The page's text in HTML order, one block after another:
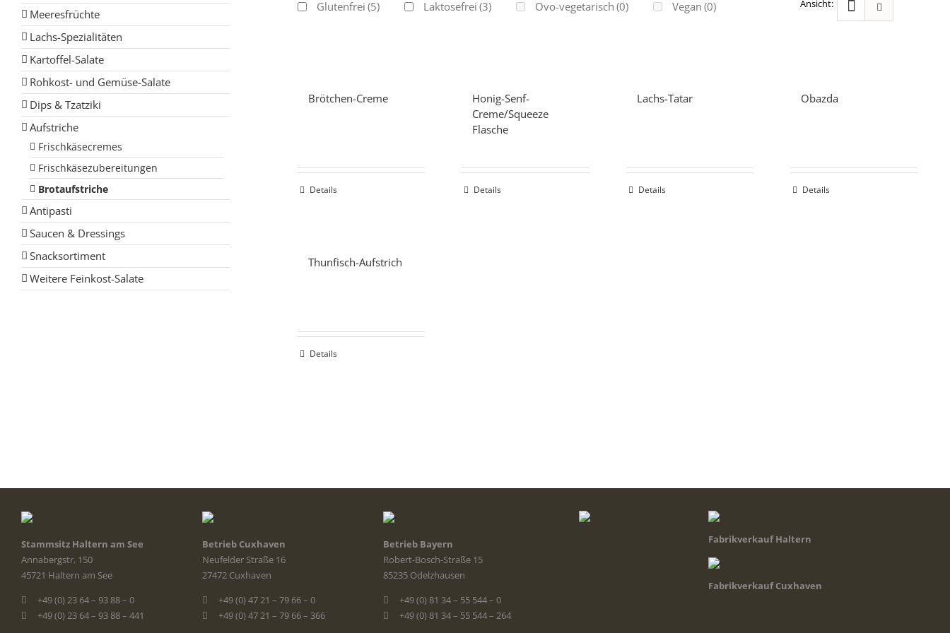
Glutenfrei (5) Laktosefrei (3) Ovo-vegetarisch (0) Vegan (0)
Brötchen-Creme
Details
Honig-Senf-
Creme/Squeeze
Flasche
Details
Lachs-Tatar
Details
Obazda
Details
Thunfisch-Aufstrich
Details
Meeresfrüchte
Lachs-Spezialitäten
Kartoffel-Salate
Rohkost- und Gemüse-Salate
Dips & Tzatziki
Aufstriche
Frischkäsecremes
Frischkäsezubereitungen
Brotaufstriche
Antipasti
Saucen & Dressings
Snacksortiment
Weitere Feinkost-Salate
Stammsitz Haltern am See
Annabergstr. 150
45721 Haltern am See
+49 (0) 23 64 – 93 88 – 0
+49 (0) 23 64 – 93 88 – 441
Betrieb Cuxhaven
Neufelder Straße 16
27472 Cuxhaven
+49 (0) 47 21 – 79 66 – 0
+49 (0) 47 21 – 79 66 – 366
Betrieb Bayern
Robert-Bosch-Straße 15
85235 Odelzhausen
+49 (0) 81 34 – 55 544 – 0
+49 (0) 81 34 – 55 544 – 264
Fabrikverkauf Haltern
Fabrikverkauf Cuxhaven